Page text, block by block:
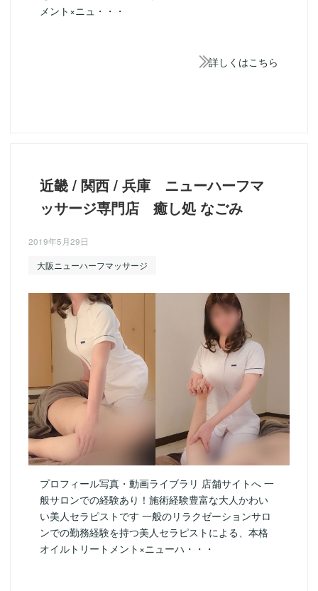
メント×ニュ・・・
詳しくはこちら
近畿 / 関西 / 兵庫 ニューハーフマ
ッサージ専門店 癒し処 なごみ
2019年5月29日
大阪ニューハーフマッサージ
プロフィール写真・動画ライブラリ 店舗サイトへ 一
般サロンでの経験あり！施術経験豊富な大人かわい
い美人セラピストです 一般のリラクゼーションサロ
ンでの勤務経験を持つ美人セラピストによる、本格
オイルトリートメント×ニューハ・・・